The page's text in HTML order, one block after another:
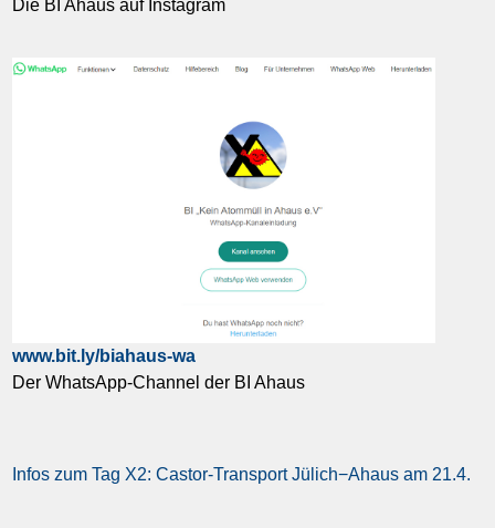
Die BI Ahaus auf Instagram
www.bit.ly/biahaus-wa
Der WhatsApp-Channel der BI Ahaus
Infos zum Tag X2: Castor-Transport Jülich−Ahaus am 21.4.